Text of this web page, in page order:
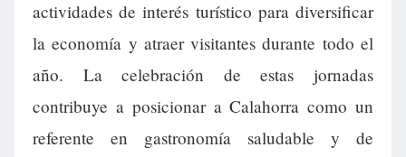
actividades de interés turístico para diversificar
la economía y atraer visitantes durante todo el
año. La celebración de estas jornadas
contribuye a posicionar a Calahorra como un
referente en gastronomía saludable y de